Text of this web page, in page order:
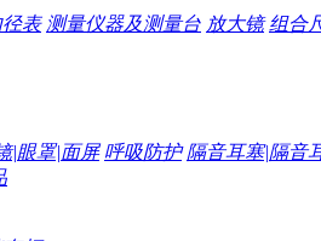
表 测量仪器及测量台 放大镜 组合
|眼罩|面屏 呼吸防护 隔音耳塞|隔音